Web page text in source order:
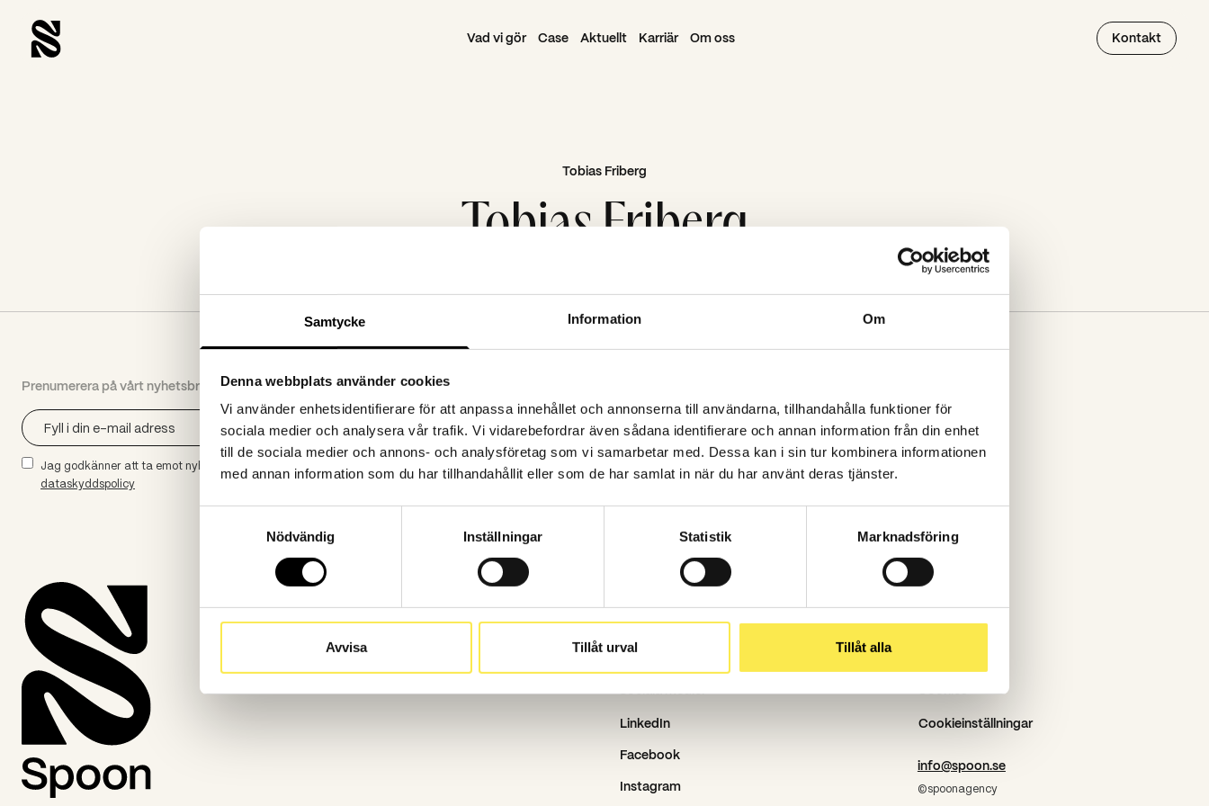
Samtycke Information Om
Denna webbplats använder cookies
Vi använder enhetsidentifierare för att anpassa innehållet och annonserna till användarna, tillhandahålla funktioner för
sociala medier och analysera vår trafik. Vi vidarebefordrar även sådana identifierare och annan information från din enhet
till de sociala medier och annons- och analysföretag som vi samarbetar med. Dessa kan i sin tur kombinera informationen
med annan information som du har tillhandahållit eller som de har samlat in när du har använt deras tjänster.
Nödvändig
Inställningar Statistik Marknadsföring
Avvisa Tillåt urval Tillåt alla
Vad vi gör Case Aktuellt Karriär Om oss Kontakt
Tobias Friberg
Tobias Friberg
Prenumerera på vårt nyhetsbrev
Jag godkänner att ta emot nyhetsbrev från spoon.se. Se vår
dataskyddspolicy
Vad vi gör
Case
Aktuellt
Nyhetsbrev
Pressrum
Stockholm
Göteborg
Sociala medier
LinkedIn
Facebook
Instagram
Cookies
Cookieinställningar
info@spoon.se
©spoonagency